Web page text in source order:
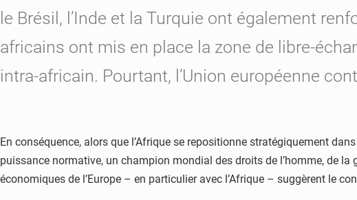
le Brésil, l’Inde et la Turquie ont également
africains ont mis en place la zone de libre-
intra-africain. Pourtant, l’Union européenne
En conséquence, alors que l’Afrique se repositionne stratégiquement
puissance normative, un champion mondial des droits de l’homme, de
économiques de l’Europe – en particulier avec l’Afrique – suggèrent le